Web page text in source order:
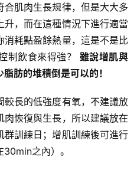
肌肉生長規律，但是大大多
，而在這種情況下進行適當
耗點盈餘熱量，這是不是比
制飲食來得強？ 雖說增肌與
肪的堆積倒是可以的！
長的低強度有氧，不建議放
恢復與生長，所以建議放在
訓練日；增肌訓練後可進行
之內）。